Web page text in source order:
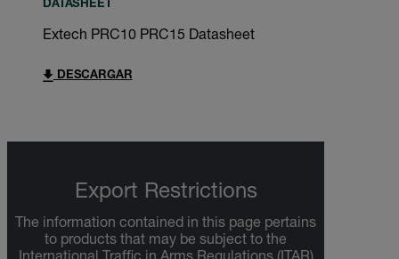
DATASHEET
Extech PRC10 PRC15 Datasheet
DESCARGAR
Export Restrictions
The information contained in this page pertains
to products that may be subject to the